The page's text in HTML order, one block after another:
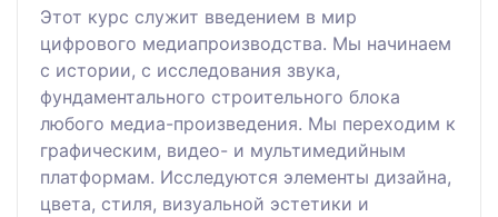
Этот курс служит введением в мир
цифрового медиапроизводства. Мы начинаем
с истории, с исследования звука,
фундаментального строительного блока
любого медиа-произведения. Мы переходим к
графическим, видео- и мультимедийным
платформам. Исследуются элементы дизайна,
цвета, стиля, визуальной эстетики и